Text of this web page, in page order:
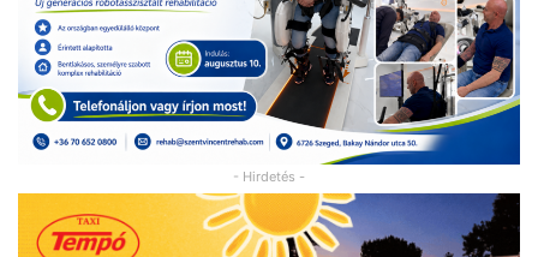
- Hirdetés -